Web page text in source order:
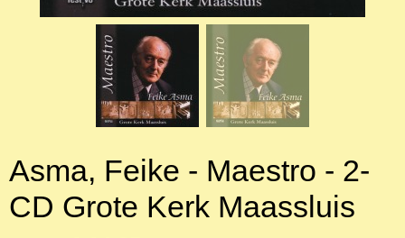
Asma, Feike - Maestro - 2-
CD Grote Kerk Maassluis